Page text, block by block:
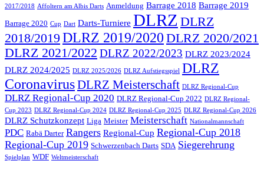
2017/2018 Affoltern am Albis Darts Anmeldung Barrage 2018 Barrage 2019
Barrage 2020 Cup Dart Darts-Turniere DLRZ DLRZ
2018/2019 DLRZ 2019/2020 DLRZ 2020/2021
DLRZ 2021/2022 DLRZ 2022/2023 DLRZ 2023/2024
DLRZ 2024/2025 DLRZ 2025/2026 DLRZ Aufstiegsspiel DLRZ
CoronavirusDLRZ Meisterschaft DLRZ Regional-Cup
DLRZ Regional-Cup 2020 DLRZ Regional-Cup 2022 DLRZ Regional-
Cup 2023 DLRZ Regional-Cup 2024 DLRZ Regional-Cup 2025 DLRZ Regional-Cup 2026
DLRZ Schutzkonzept Liga Meister Meisterschaft Nationalmannschaft
PDC Rabä Darter Rangers Regional-Cup Regional-Cup 2018
Regional-Cup 2019 Schwerzenbach Darts SDA Siegerehrung
Spielplan WDF Weltmeisterschaft